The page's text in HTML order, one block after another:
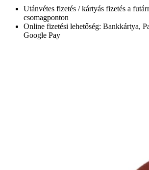
Utánvétes fizetés / kártyás fizetés a
csomagponton
Online fizetési lehetőség: Bankkártya,
Google Pay